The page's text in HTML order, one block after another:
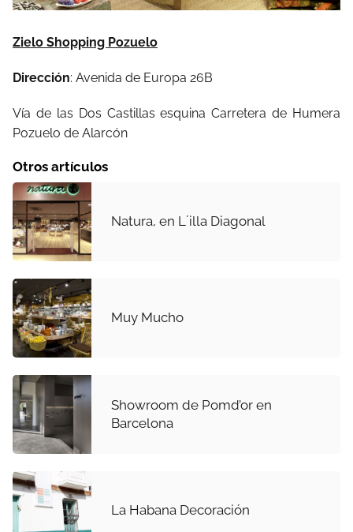
Zielo Shopping Pozuelo
Dirección: Avenida de Europa 26B
Vía de las Dos Castillas esquina Carretera de Humera
Pozuelo de Alarcón
Otros artículos
Natura, en L´illa Diagonal
Muy Mucho
Showroom de Pomd’or en
Barcelona
La Habana Decoración